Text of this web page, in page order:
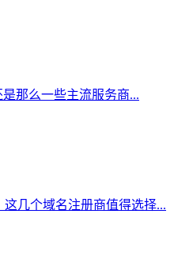
那么一些主流服务商...
几个域名注册商值得选择...